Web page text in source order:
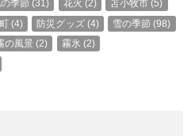
季節 (31) 花火 (2) 苫小牧市 (5)
(4) 防災グッズ(4) 雪の季節 (98)
の風景 (2) 霧氷 (2)